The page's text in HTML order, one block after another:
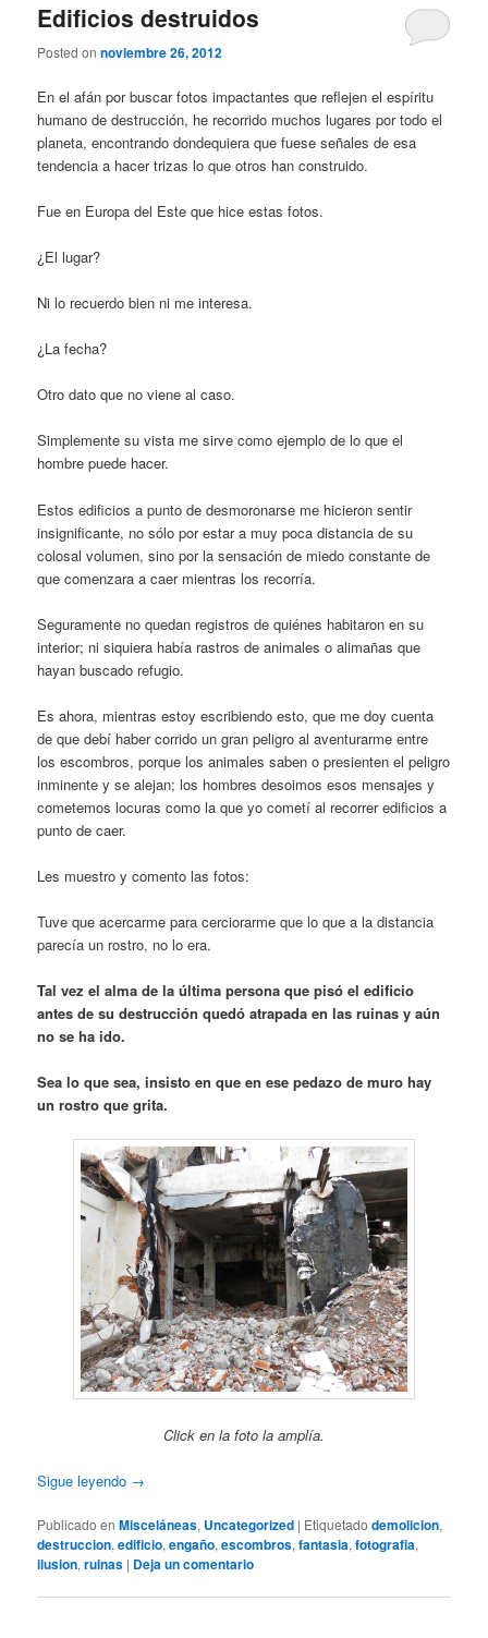
Edificios destruidos
Posted onnoviembre 26, 2012
En el afán por buscar fotos impactantes que reflejen el espíritu
humano de destrucción, he recorrido muchos lugares por todo el
planeta, encontrando dondequiera que fuese señales de esa
tendencia a hacer trizas lo que otros han construido.
Fue en Europa del Este que hice estas fotos.
¿El lugar?
Ni lo recuerdo bien ni me interesa.
¿La fecha?
Otro dato que no viene al caso.
Simplemente su vista me sirve como ejemplo de lo que el
hombre puede hacer.
Estos edificios a punto de desmoronarse me hicieron sentir
insignificante, no sólo por estar a muy poca distancia de su
colosal volumen, sino por la sensación de miedo constante de
que comenzara a caer mientras los recorría.
Seguramente no quedan registros de quiénes habitaron en su
interior; ni siquiera había rastros de animales o alimañas que
hayan buscado refugio.
Es ahora, mientras estoy escribiendo esto, que me doy cuenta
de que debí haber corrido un gran peligro al aventurarme entre
los escombros, porque los animales saben o presienten el peligro
inminente y se alejan; los hombres desoimos esos mensajes y
cometemos locuras como la que yo cometí al recorrer edificios a
punto de caer.
Les muestro y comento las fotos:
Tuve que acercarme para cerciorarme que lo que a la distancia
parecía un rostro, no lo era.
Tal vez el alma de la última persona que pisó el edificio
antes de su destrucción quedó atrapada en las ruinas y aún
no se ha ido.
Sea lo que sea, insisto en que en ese pedazo de muro hay
un rostro que grita.
Click en la foto la amplía.
Sigue leyendo →
Publicado en Misceláneas, Uncategorized | Etiquetado demolicion,
destruccion,edificio,engaño,escombros,fantasia,fotografia,
ilusion,ruinas | Deja un comentario